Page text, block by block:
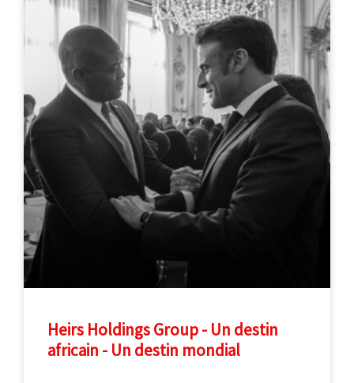
Heirs Holdings Group - Un destin
africain - Un destin mondial